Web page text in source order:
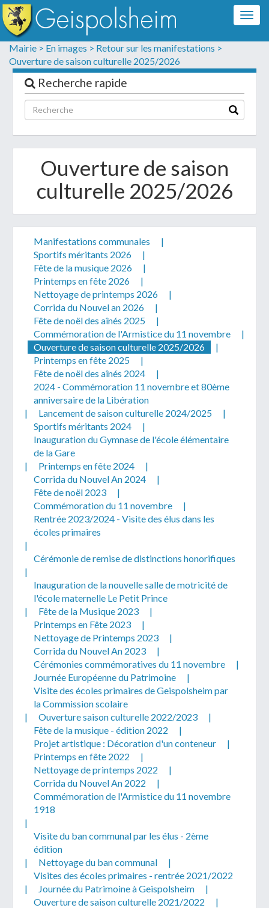
Mairie > En images > Retour sur les manifestations >
Ouverture de saison culturelle 2025/2026
Recherche rapide
Ouverture de saison
culturelle 2025/2026
Manifestations communales
|
Sportifs méritants 2026
|
Fête de la musique 2026
|
Printemps en fête 2026
|
Nettoyage de printemps 2026
|
Corrida du Nouvel an 2026
|
Fête de noël des aînés 2025
|
Commémoration de l'Armistice du 11 novembre
|
Ouverture de saison culturelle 2025/2026
|
Printemps en fête 2025
|
Fête de noël des aînés 2024
|
2024 - Commémoration 11 novembre et 80ème
anniversaire de la Libération
|
Lancement de saison culturelle 2024/2025
|
Sportifs méritants 2024
|
Inauguration du Gymnase de l'école élémentaire
de la Gare
|
Printemps en fête 2024
|
Corrida du Nouvel An 2024
|
Fête de noël 2023
|
Commémoration du 11 novembre
|
Rentrée 2023/2024 - Visite des élus dans les
écoles primaires
|
Cérémonie de remise de distinctions honorifiques
|
Inauguration de la nouvelle salle de motricité de
l'école maternelle Le Petit Prince
|
Fête de la Musique 2023
|
Printemps en Fête 2023
|
Nettoyage de Printemps 2023
|
Corrida du Nouvel An 2023
|
Cérémonies commémoratives du 11 novembre
|
Journée Européenne du Patrimoine
|
Visite des écoles primaires de Geispolsheim par
la Commission scolaire
|
Ouverture saison culturelle 2022/2023
|
Fête de la musique - édition 2022
|
Projet artistique : Décoration d'un conteneur
|
Printemps en fête 2022
|
Nettoyage de printemps 2022
|
Corrida du Nouvel An 2022
|
Commémoration de l'Armistice du 11 novembre
1918
|
Visite du ban communal par les élus - 2ème
édition
|
Nettoyage du ban communal
|
Visites des écoles primaires - rentrée 2021/2022
|
Journée du Patrimoine à Geispolsheim
|
Ouverture de saison culturelle 2021/2022
|
Formulaire de contact
Les champs suivis d'un * sont obligatoires
Informations personnelles
Votre demande :
Télécharger votre fichier
Uniquement PDF (.pdf), JPEG (.jpeg / .jpg) ou
document WORD (.doc, .docx)
NON
En soumettant ce formulaire, j'accepte
que mes données personnelles soient traitées par la
Mairie de Geispolsheim.